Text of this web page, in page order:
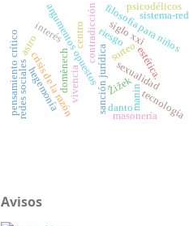
sexualidad
argumentos opuestos
domènech
crisis de la razón Žižek
hegemonía
estética.
sanción jurídica
siglo xxi
filosofía para niños
contradicción
interés
redes sociales
pensamiento crítico manin
vivencia
tecnología
psicodélicos
astro sorteo
riesgo
centro
sistema-red
masonería
danto
Avisos